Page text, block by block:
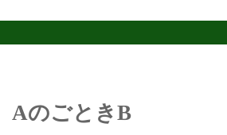
AのごときB